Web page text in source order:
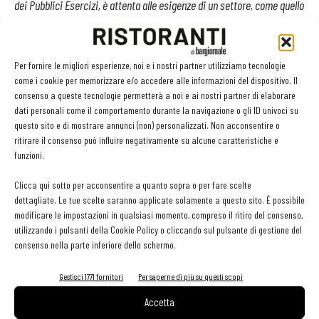
Per fornire le migliori esperienze, noi e i nostri partner utilizziamo tecnologie
come i cookie per memorizzare e/o accedere alle informazioni del dispositivo. Il
consenso a queste tecnologie permetterà a noi e ai nostri partner di elaborare
dati personali come il comportamento durante la navigazione o gli ID univoci su
questo sito e di mostrare annunci (non) personalizzati. Non acconsentire o
ritirare il consenso può influire negativamente su alcune caratteristiche e
funzioni.
Clicca qui sotto per acconsentire a quanto sopra o per fare scelte
dettagliate. Le tue scelte saranno applicate solamente a questo sito. È possibile
modificare le impostazioni in qualsiasi momento, compreso il ritiro del consenso,
utilizzando i pulsanti della Cookie Policy o cliccando sul pulsante di gestione del
consenso nella parte inferiore dello schermo.
Gestisci 1771 fornitori Per saperne di più su questi scopi
Accetta
dei Pubblici Esercizi, è attenta alle esigenze di un settore, come quello
della ristorazione, che attraversa un momento non semplice per
l’attuale crisi energetica ed ha bisogno di risposte concrete e
soluzioni semplici ed innovative».
Roberta Spadoni, parametric market manager di Revo, ha
commentato:
«La partnership con Azimut Marketplace è di grande valore, iniziamo
assieme un percorso che ci porta vicino al nostro target di business,
le PMI, offrendo servizi innovativi per problematiche a cui finora non
esisteva una risposta assicurativa. Lo facciamo inoltre consapevoli
della necessità degli imprenditori di avere risposte veloci e certe,
l’impresa: le polizze parametriche sono una novità assicurativa che
offre proprio questo. REVO ParametricX Dehors Ristorazione è una